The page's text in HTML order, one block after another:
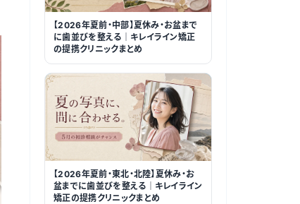
【2026年夏前・中部】夏休み・お盆まで
に歯並びを整える｜キレイライン矯正
の提携クリニックまとめ
【2026年夏前・東北・北陸】夏休み・お
盆までに歯並びを整える｜キレイライン
矯正の提携クリニックまとめ